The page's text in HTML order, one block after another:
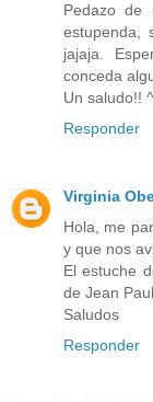
Pedazo de
estupenda,
jajaja.
conceda
Un saludo!!
Responder
Virginia
Hola, me
y que nos
El estuche
de Jean
Saludos
Responder